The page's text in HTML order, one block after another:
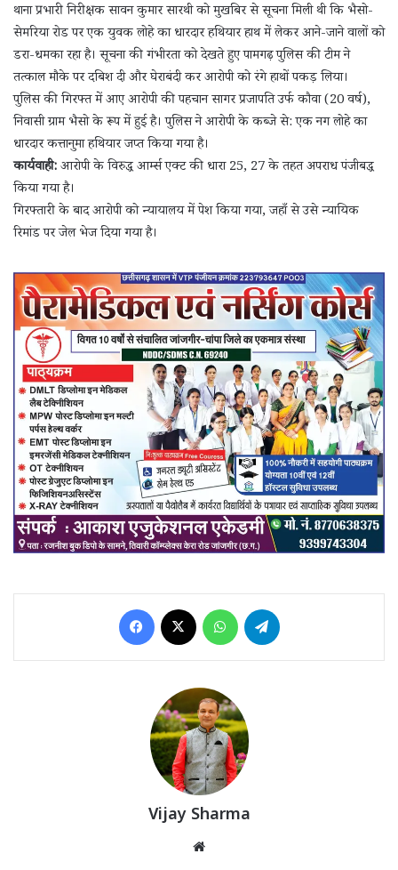
थाना प्रभारी निरीक्षक सावन कुमार सारथी को मुखबिर से सूचना मिली थी कि भैसो-
सेमरिया रोड पर एक युवक लोहे का धारदार हथियार हाथ में लेकर आने-जाने वालों को
डरा-धमका रहा है। सूचना की गंभीरता को देखते हुए पामगढ़ पुलिस की टीम ने
तत्काल मौके पर दबिश दी और घेराबंदी कर आरोपी को रंगे हाथों पकड़ लिया।
पुलिस की गिरफ्त में आए आरोपी की पहचान सागर प्रजापति उर्फ कौवा (20 वर्ष),
निवासी ग्राम भैसो के रूप में हुई है। पुलिस ने आरोपी के कब्जे से: एक नग लोहे का
धारदार कत्तानुमा हथियार जप्त किया गया है।
कार्यवाही:आरोपी के विरुद्ध आर्म्स एक्ट की धारा 25, 27 के तहत अपराध पंजीबद्ध
किया गया है।
गिरफ्तारी के बाद आरोपी को न्यायालय में पेश किया गया, जहाँ से उसे न्यायिक
रिमांड पर जेल भेज दिया गया है।
Facebook WhatsApp
Vijay Sharma